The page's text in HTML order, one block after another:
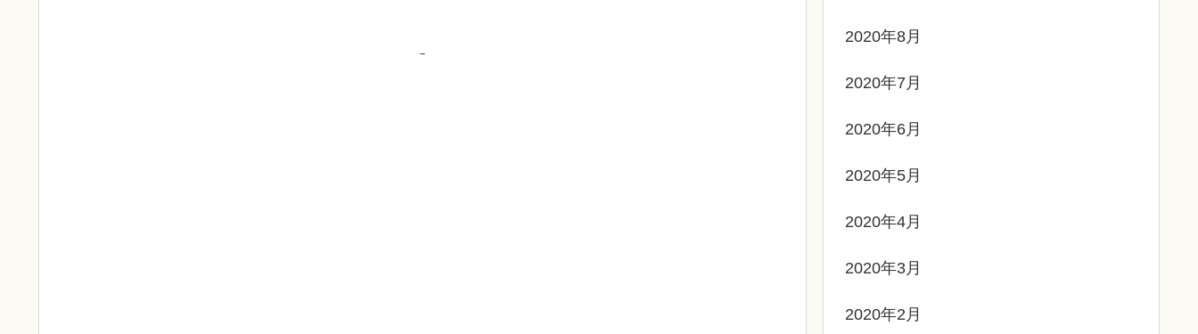
2020年8月
2020年7月
2020年6月
2020年5月
2020年4月
2020年3月
2020年2月